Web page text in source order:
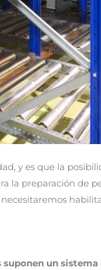
y es que la
la preparación de
un sistema